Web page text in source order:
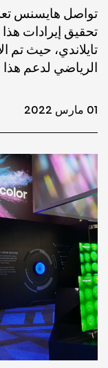
تواصل هايسنس
تايلاندي، حيث تم
الرياضي لدعم هذا
01 مارس 2022